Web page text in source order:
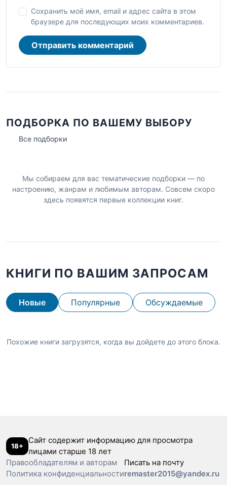
Сохранить моё имя, email и адрес сайта в этом
браузере для последующих моих комментариев.
Отправить комментарий
ПОДБОРКА ПО ВАШЕМУ ВЫБОРУ
Все подборки
Мы собираем для вас тематические подборки — по
настроению, жанрам и любимым авторам. Совсем скоро
здесь появятся первые коллекции книг.
КНИГИ ПО ВАШИМ ЗАПРОСАМ
Новые Популярные Обсуждаемые
Похожие книги загрузятся, когда вы дойдете до этого блока.
18+
Сайт содержит информацию для просмотра
лицами старше 18 лет
Правообладателям и авторам
Политика конфиденциальности
Писать на почту
remaster2015@yandex.ru